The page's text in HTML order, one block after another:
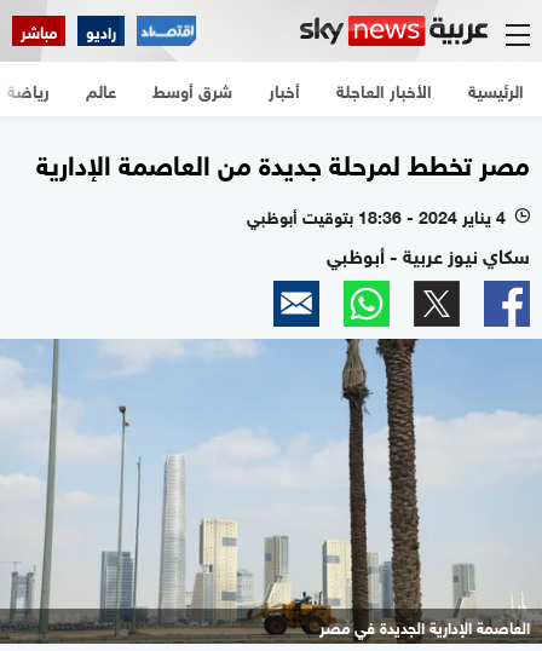
راديو مباشر
الرئيسية الأخبار العاجلة أخبار شرق أوسط عالم رياضة
مصر تخطط لمرحلة جديدة من العاصمة الإدارية
l 4 يناير 2024 - 18:36 بتوقيت أبوظبي
سكاي نيوز عربية - أبوظبي
العاصمة الإدارية الجديدة في مصر